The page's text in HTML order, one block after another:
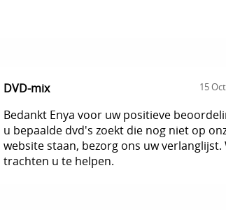
DVD-mix 15
Bedankt Enya voor uw positieve
u bepaalde dvd's zoekt die nog niet op
website staan, bezorg ons uw verlanglijst.
trachten u te helpen.